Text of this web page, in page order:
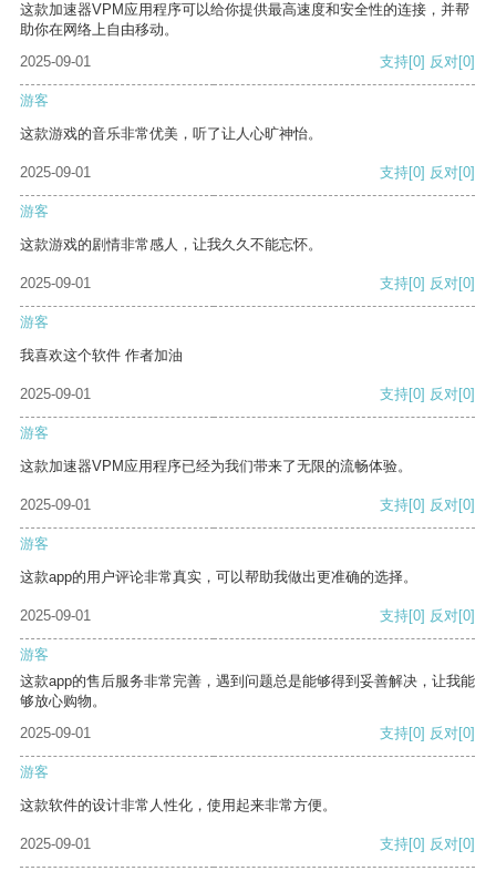
这款加速器VPM应用程序可以给你提供最高速度和安全性的连接，并帮
助你在网络上自由移动。
2025-09-01
支持[0] 反对[0]
游客
这款游戏的音乐非常优美，听了让人心旷神怡。
2025-09-01 支持[0] 反对[0]
游客
这款游戏的剧情非常感人，让我久久不能忘怀。
2025-09-01 支持[0] 反对[0]
游客
我喜欢这个软件 作者加油
2025-09-01 支持[0] 反对[0]
游客
这款加速器VPM应用程序已经为我们带来了无限的流畅体验。
2025-09-01 支持[0] 反对[0]
游客
这款app的用户评论非常真实，可以帮助我做出更准确的选择。
2025-09-01 支持[0] 反对[0]
游客
这款app的售后服务非常完善，遇到问题总是能够得到妥善解决，让我能
够放心购物。
2025-09-01
支持[0] 反对[0]
游客
这款软件的设计非常人性化，使用起来非常方便。
2025-09-01 支持[0] 反对[0]